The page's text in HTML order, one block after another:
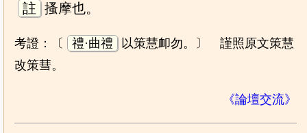
註 搔摩也。
考證：〔 禮·曲禮
以策慧卹勿。〕 謹照原文策慧
改策彗。
《論壇交流》